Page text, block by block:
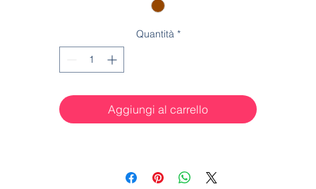
Quantità *
Aggiungi al carrello